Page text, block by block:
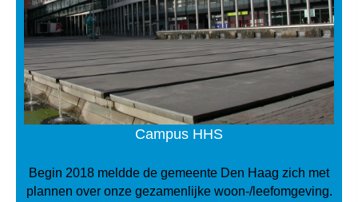
Campus HHS
Begin 2018 meldde de gemeente Den Haag zich met
plannen over onze gezamenlijke woon-/leefomgeving.